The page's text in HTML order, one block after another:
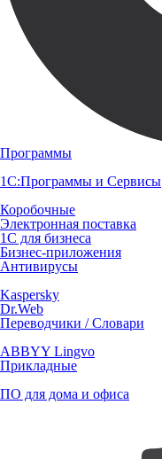
Программы
1С:Программы и Сервисы
Коробочные
Электронная поставка
1С для бизнеса
Бизнес-приложения
Антивирусы
Kaspersky
Dr.Web
Переводчики / Словари
ABBYY Lingvo
Прикладные
ПО для дома и офиса